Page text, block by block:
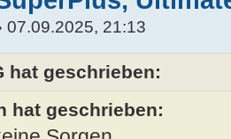
07.09.2025, 21:13
hat geschrieben:
hat geschrieben: